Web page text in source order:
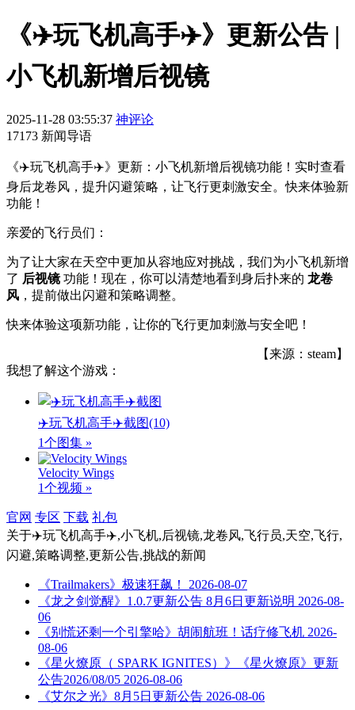
《✈️玩飞机高手✈️》更新公告 |
小飞机新增后视镜
2025-11-28 03:55:37 神评论
17173 新闻导语
《✈️玩飞机高手✈️》更新：小飞机新增后视镜功能！实时查看
身后龙卷风，提升闪避策略，让飞行更刺激安全。快来体验新
功能！
亲爱的飞行员们：
为了让大家在天空中更加从容地应对挑战，我们为小飞机新增
了 后视镜功能！现在，你可以清楚地看到身后扑来的 龙卷
风 ，提前做出闪避和策略调整。
快来体验这项新功能，让你的飞行更加刺激与安全吧！
【来源：steam】
我想了解这个游戏：
✈️玩飞机高手✈️截图(10)
1个图集 »
Velocity Wings
1个视频 »
官网 专区 下载 礼包
关于✈️玩飞机高手✈️,小飞机,后视镜,龙卷风,飞行员,天空,飞行,
闪避,策略调整,更新公告,挑战的新闻
《Trailmakers》极速狂飙！
2026-08-07
《龙之剑觉醒》1.0.7更新公告 8月6日更新说明 2026-08-
06
《别慌还剩一个引擎哈》胡闹航班！话疗修飞机 2026-
08-06
《星火燎原（ SPARK IGNITES）》《星火燎原》更新
公告2026/08/05 2026-08-06
《艾尔之光》8月5日更新公告 2026-08-06